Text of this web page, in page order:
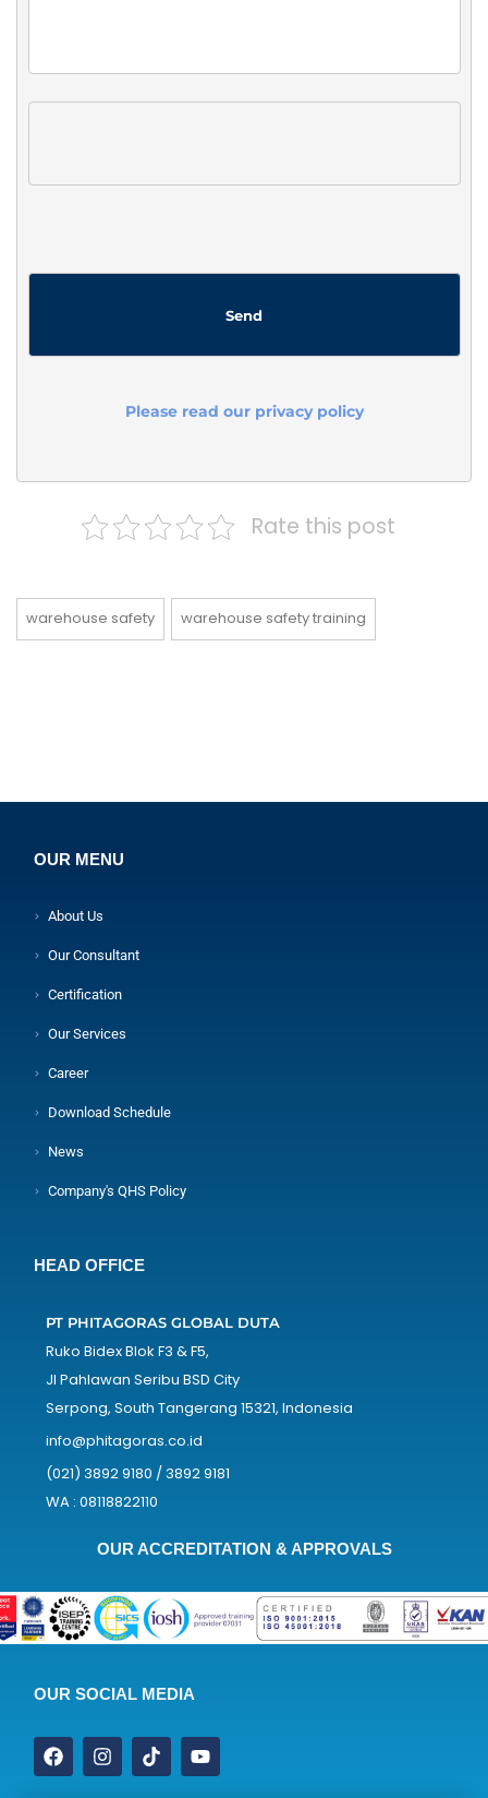
Please read our privacy policy
Rate this post
warehouse safety warehouse safety training
OUR MENU
About Us
Our Consultant
Certification
Our Services
Career
Download Schedule
News
Company's QHS Policy
HEAD OFFICE
PT PHITAGORAS GLOBAL DUTA
Ruko Bidex Blok F3 & F5,
Jl Pahlawan Seribu BSD City
Serpong, South Tangerang 15321, Indonesia
info@phitagoras.co.id
(021) 3892 9180 / 3892 9181
WA : 08118822110
OUR ACCREDITATION & APPROVALS
OUR SOCIAL MEDIA